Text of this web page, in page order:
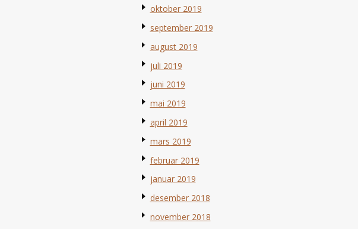
oktober 2019
september 2019
august 2019
juli 2019
juni 2019
mai 2019
april 2019
mars 2019
februar 2019
januar 2019
desember 2018
november 2018